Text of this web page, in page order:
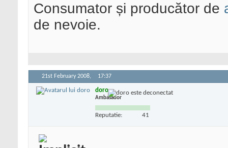
Consumator și producător de
de nevoie.
21st February 2008, 17:37
doro
Ambasador
Reputatie: 41